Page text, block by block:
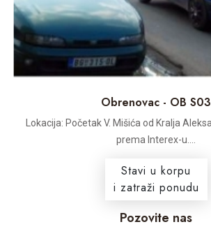
Obrenovac - OB S03
Lokacija: Početak V. Mišića od Kralja
prema Interex-u....
Stavi u korpu
i zatraži ponudu
Pozovite nas